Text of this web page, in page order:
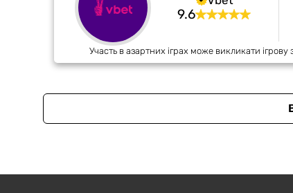
9.6
Участь в азартних іграх може викликати